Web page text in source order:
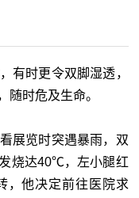
有时更令双脚湿透，
随时危及生命。
展览时突遇暴雨，双
烧达40℃，左小腿红
，他决定前往医院求